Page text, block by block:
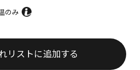
のみ
リストに追加する